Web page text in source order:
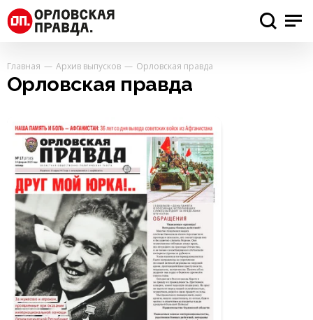
Главная Архив выпусков Орловская правда
Орловская правда